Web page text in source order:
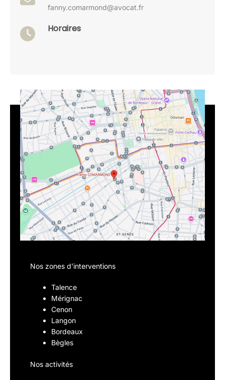
fanny.comarmond@avocat.fr
Horaires
Nos zones d’interventions
Talence
Mérignac
Cenon
Langon
Bordeaux
Bègles
Nos activités